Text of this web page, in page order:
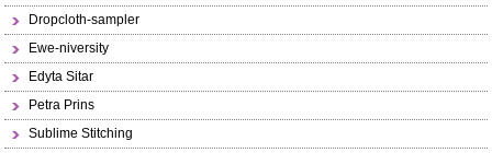
Dropcloth-sampler
Ewe-niversity
Edyta Sitar
Petra Prins
Sublime Stitching